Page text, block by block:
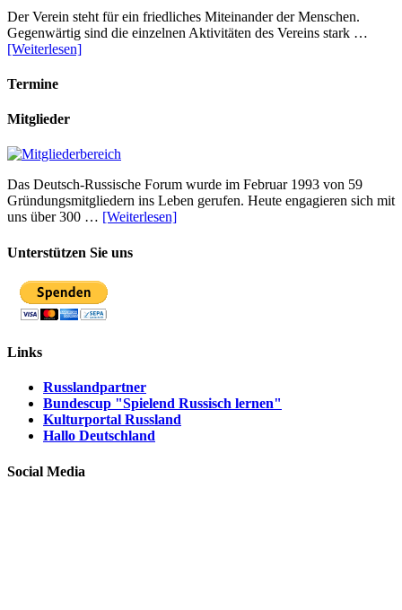
Der Verein steht für ein friedliches Miteinander der Menschen.
Gegenwärtig sind die einzelnen Aktivitäten des Vereins stark …
[Weiterlesen]
Termine
Mitglieder
Das Deutsch-Russische Forum wurde im Februar 1993 von 59
Gründungsmitgliedern ins Leben gerufen. Heute engagieren sich mit
uns über 300 … [Weiterlesen]
Unterstützen Sie uns
Links
Russlandpartner
Bundescup "Spielend Russisch lernen"
Kulturportal Russland
Hallo Deutschland
Social Media